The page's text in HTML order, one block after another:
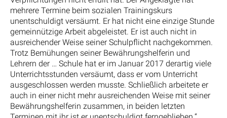
mehrere Termine beim sozialen Trainingskurs
unentschuldigt versäumt. Er hat nicht eine einzige Stunde
gemeinnützige Arbeit abgeleistet. Er ist auch nicht in
ausreichender Weise seiner Schulpflicht nachgekommen.
Trotz Bemühungen seiner Bewährungshelferin und
Lehrern der … Schule hat er im Januar 2017 derartig viele
Unterrichtsstunden versäumt, dass er vom Unterricht
ausgeschlossen werden musste. Schließlich arbeitete er
auch in einer nicht mehr ausreichenden Weise mit seiner
Bewährungshelferin zusammen, in beiden letzten